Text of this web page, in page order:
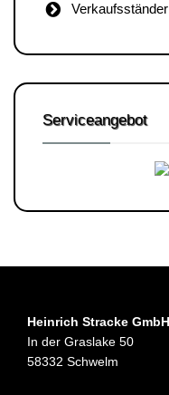
Verkaufsständer
Serviceangebot
Heinrich Stracke GmbH
In der Graslake 50
58332 Schwelm